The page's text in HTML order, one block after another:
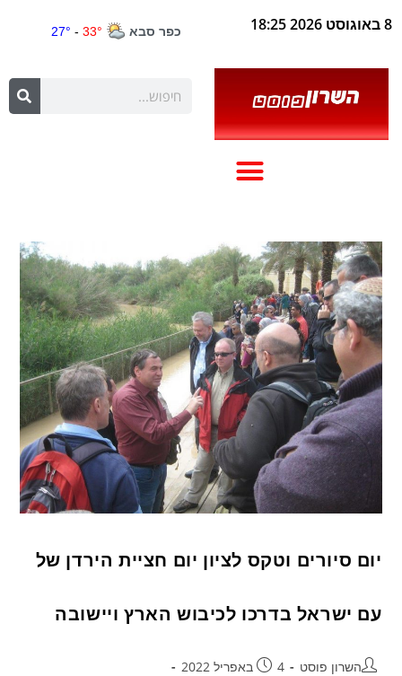
8 באוגוסט 2026 18:25
יום סיורים וטקס לציון יום חציית הירדן של
עם ישראל בדרכו לכיבוש הארץ ויישובה
השרון פוסט
4 באפריל 2022